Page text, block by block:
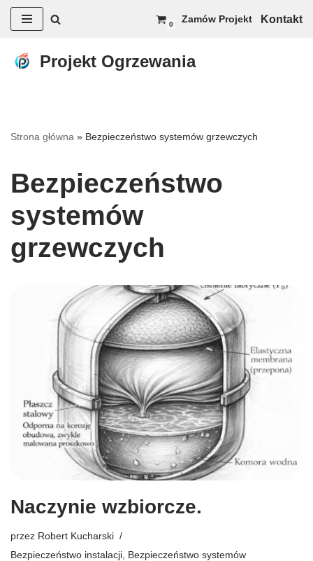
do
0 Zamów Projekt Kontakt
Projekt Ogrzewania
Strona główna » Bezpieczeństwo systemów grzewczych
Bezpieczeństwo
systemów
grzewczych
Naczynie wzbiorcze.
przez Robert Kucharski
Bezpieczeństwo instalacji Bezpieczeństwo systemów